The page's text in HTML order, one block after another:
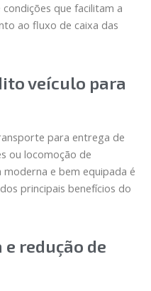
que facilitam a
ao fluxo de caixa das
veículo para
para entrega de
ou locomoção de
e bem equipada é
principais benefícios do
e redução de